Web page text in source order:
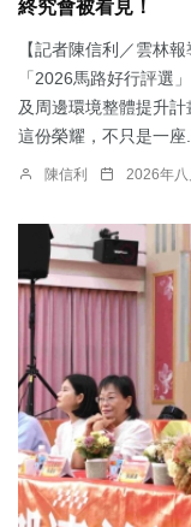
終究會被看見！
【記者陳信利／雲林
「2026馬路好行評選
及周邊環境整體提升
這份榮耀，不只是一座...
陳信利 2026年八